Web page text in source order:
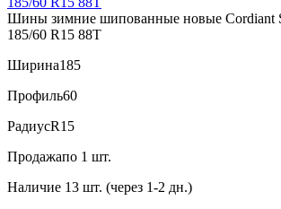
Шины зимние шипованные новые Cordiant
185/60 R15 88T
Ширина185
Профиль60
РадиусR15
Продажапо 1 шт.
Наличие 13 шт. (через 1-2 дн.)